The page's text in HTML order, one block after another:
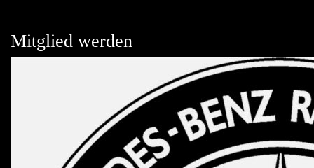
Mitglied werden